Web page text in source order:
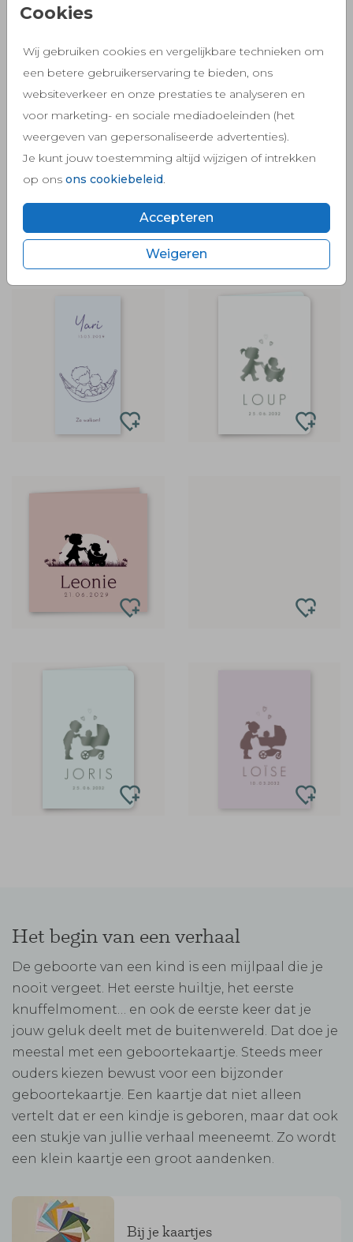
Cookies
Wij gebruiken cookies en vergelijkbare technieken om
een betere gebruikerservaring te bieden, ons
websiteverkeer en onze prestaties te analyseren en
voor marketing- en sociale mediadoeleinden (het
weergeven van gepersonaliseerde advertenties).
Je kunt jouw toestemming altijd wijzigen of intrekken
op ons ons cookiebeleid
Accepteren
Weigeren
Het begin van een verhaal
De geboorte van een kind is een mijlpaal die je
nooit vergeet. Het eerste huiltje, het eerste
knuffelmoment… en ook de eerste keer dat je
jouw geluk deelt met de buitenwereld. Dat doe je
meestal met een geboortekaartje. Steeds meer
ouders kiezen bewust voor een bijzonder
geboortekaartje. Een kaartje dat niet alleen
vertelt dat er een kindje is geboren, maar dat ook
een stukje van jullie verhaal meeneemt. Zo wordt
een klein kaartje een groot aandenken.
Bij je kaartjes